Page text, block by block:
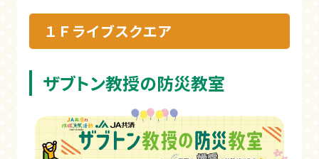
１Ｆライブスクエア
ザブトン教授の防災教室